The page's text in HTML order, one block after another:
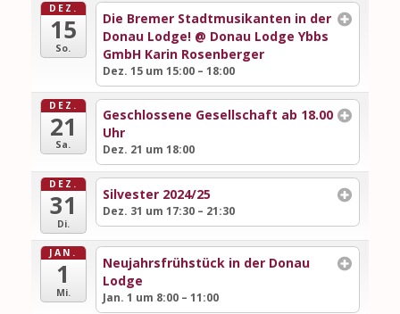
DEZ.
15
So.
Die Bremer Stadtmusikanten in der
Donau Lodge! @ Donau Lodge Ybbs
GmbH Karin Rosenberger
Dez. 15 um 15:00 – 18:00
DEZ.
21
Sa.
Geschlossene Gesellschaft ab 18.00
Uhr
Dez. 21 um 18:00
DEZ.
31
Di.
Silvester 2024/25
Dez. 31 um 17:30 – 21:30
JAN.
1
Mi.
Neujahrsfrühstück in der Donau
Lodge
Jan. 1 um 8:00 – 11:00